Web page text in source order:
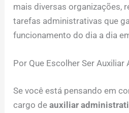
mais diversas organizações,
tarefas administrativas que
funcionamento do dia a dia
Por Que Escolher Ser
Se você está pensando em
cargo deauxiliar